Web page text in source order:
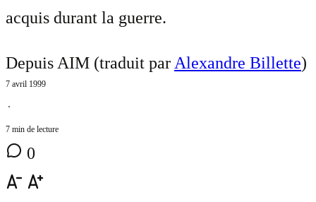
acquis durant la guerre.
Depuis AIM (traduit parAlexandre Billette)
7 avril 1999
⋅
7 min de lecture
0